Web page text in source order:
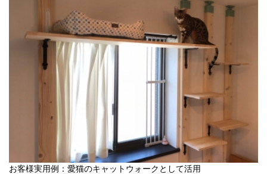
お客様実用例：愛猫のキャットウォークとして活用